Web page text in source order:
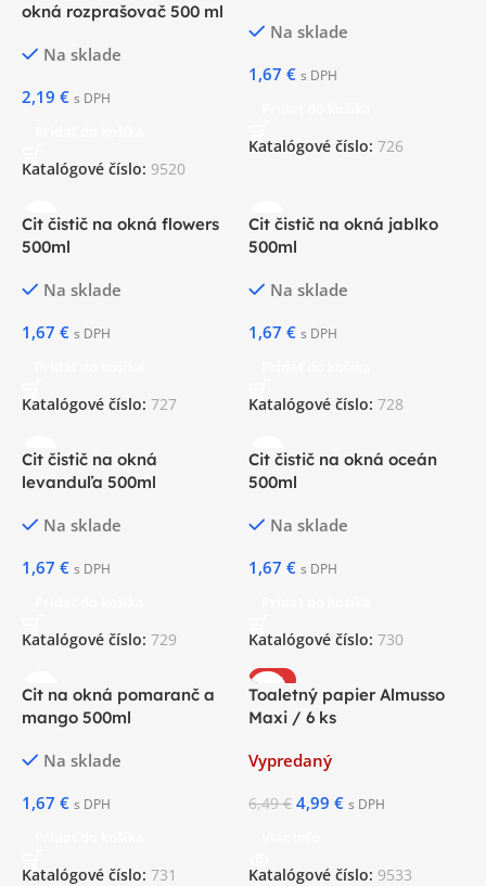
okná rozprašovač 500 ml
Na sklade
2,19 € s DPH
Katalógové číslo: 9520
Na sklade
1,67 € s DPH
Katalógové číslo: 726
Cit čistič na okná flowers
500ml
Na sklade
1,67 € s DPH
Katalógové číslo: 727
Cit čistič na okná jablko
500ml
Na sklade
1,67 € s DPH
Katalógové číslo: 728
Cit čistič na okná
levanduľa 500ml
Na sklade
1,67 € s DPH
Katalógové číslo: 729
Cit čistič na okná oceán
500ml
Na sklade
1,67 € s DPH
Katalógové číslo: 730
Cit na okná pomaranč a
mango 500ml
Na sklade
1,67 € s DPH
Katalógové číslo: 731
-23%
Toaletný papier Almusso
Maxi / 6 ks
Vypredaný
6,49€ 4,99 € s DPH
Katalógové číslo: 9533